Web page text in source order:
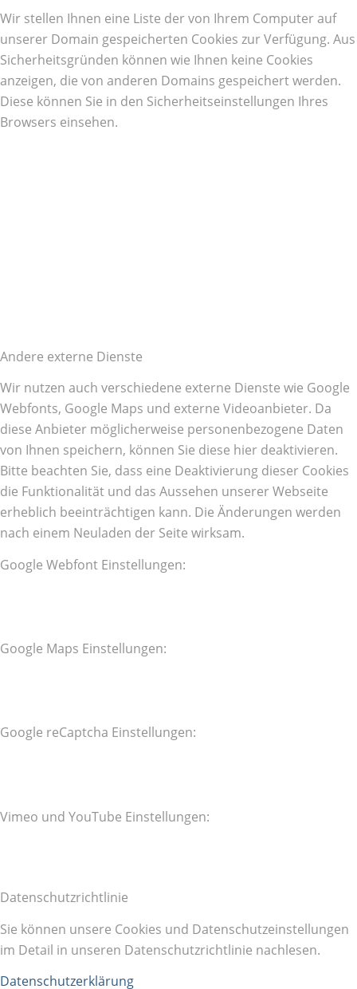
Wir stellen Ihnen eine Liste der von Ihrem Computer auf
unserer Domain gespeicherten Cookies zur Verfügung. Aus
Sicherheitsgründen können wie Ihnen keine Cookies
anzeigen, die von anderen Domains gespeichert werden.
Diese können Sie in den Sicherheitseinstellungen Ihres
Browsers einsehen.
Andere externe Dienste
Wir nutzen auch verschiedene externe Dienste wie Google
Webfonts, Google Maps und externe Videoanbieter. Da
diese Anbieter möglicherweise personenbezogene Daten
von Ihnen speichern, können Sie diese hier deaktivieren.
Bitte beachten Sie, dass eine Deaktivierung dieser Cookies
die Funktionalität und das Aussehen unserer Webseite
erheblich beeinträchtigen kann. Die Änderungen werden
nach einem Neuladen der Seite wirksam.
Google Webfont Einstellungen:
Google Maps Einstellungen:
Google reCaptcha Einstellungen:
Vimeo und YouTube Einstellungen:
Datenschutzrichtlinie
Sie können unsere Cookies und Datenschutzeinstellungen
im Detail in unseren Datenschutzrichtlinie nachlesen.
Datenschutzerklärung